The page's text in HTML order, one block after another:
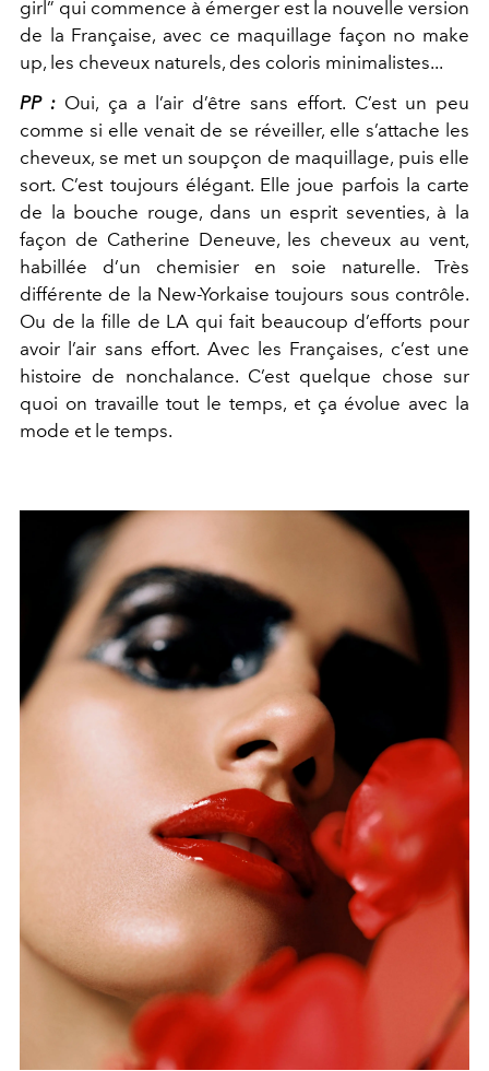
girl” qui commence à émerger est la nouvelle version
de la Française, avec ce maquillage façon no make
up, les cheveux naturels, des coloris minimalistes...
PP : Oui, ça a l’air d’être sans effort. C’est un peu
comme si elle venait de se réveiller, elle s’attache les
cheveux, se met un soupçon de maquillage, puis elle
sort. C’est toujours élégant. Elle joue parfois la carte
de la bouche rouge, dans un esprit seventies, à la
façon de Catherine Deneuve, les cheveux au vent,
habillée d’un chemisier en soie naturelle. Très
différente de la New-Yorkaise toujours sous contrôle.
Ou de la fille de LA qui fait beaucoup d’efforts pour
avoir l’air sans effort. Avec les Françaises, c’est une
histoire de nonchalance. C’est quelque chose sur
quoi on travaille tout le temps, et ça évolue avec la
mode et le temps.